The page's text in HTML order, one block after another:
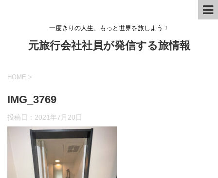
一度きりの人生、もっと世界を旅しよう！
元旅行会社社員が発信する旅情報
HOME >
IMG_3769
投稿日： 2021年7月20日